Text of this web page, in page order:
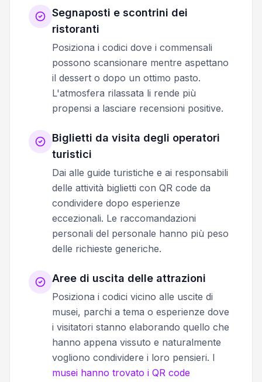
Segnaposti e scontrini dei
ristoranti
Posiziona i codici dove i commensali
possono scansionare mentre aspettano
il dessert o dopo un ottimo pasto.
L'atmosfera rilassata li rende più
propensi a lasciare recensioni positive.
Biglietti da visita degli operatori
turistici
Dai alle guide turistiche e ai responsabili
delle attività biglietti con QR code da
condividere dopo esperienze
eccezionali. Le raccomandazioni
personali del personale hanno più peso
delle richieste generiche.
Aree di uscita delle attrazioni
Posiziona i codici vicino alle uscite di
musei, parchi a tema o esperienze dove
i visitatori stanno elaborando quello che
hanno appena vissuto e naturalmente
vogliono condividere i loro pensieri. I
musei hanno trovato i QR code